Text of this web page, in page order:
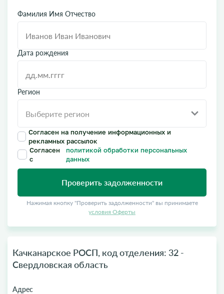
Фамилия Имя Отчество
Дата рождения
Регион
Согласен на получение информационных и
рекламных рассылок
Согласен
с
политикой обработки персональных
данных
Проверить задолженности
Нажимая кнопку "Проверить задолженности" вы принимаете
условия Оферты
Качканарское РОСП, код отделения: 32 -
Свердловская область
Адрес